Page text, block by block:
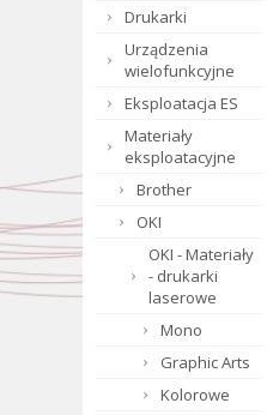
Drukarki
Urządzenia
wielofunkcyjne
Eksploatacja ES
Materiały
eksploatacyjne
Brother
OKI
OKI - Materiały
- drukarki
laserowe
Mono
Graphic Arts
Kolorowe